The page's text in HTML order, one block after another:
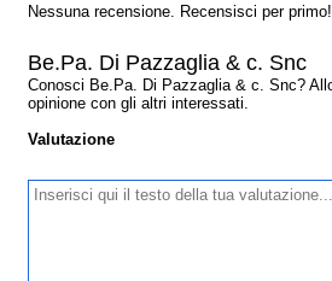
Nessuna recensione. Recensisci per primo!
Be.Pa. Di Pazzaglia & c. Snc
Conosci Be.Pa. Di Pazzaglia & c. Snc?
opinione con gli altri interessati.
Valutazione